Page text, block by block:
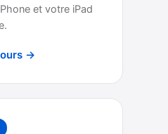
et votre iPad
→